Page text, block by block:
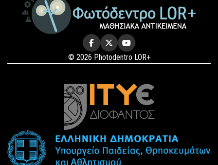
© 2026 Photodentro LOR+